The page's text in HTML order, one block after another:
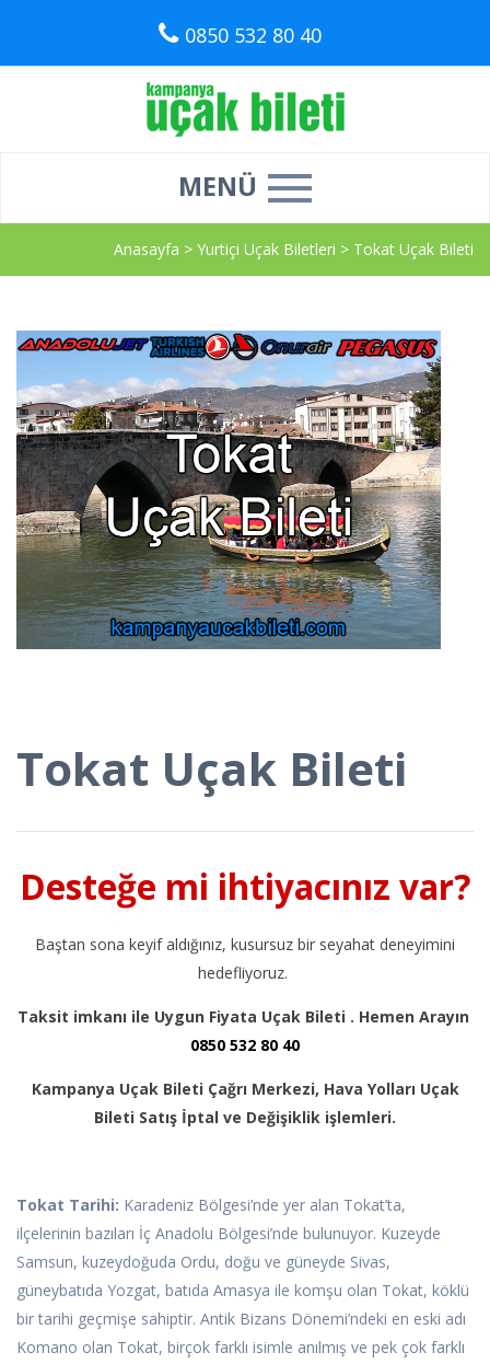
0850 532 80 40
MENÜ
Anasayfa > Yurtiçi Uçak Biletleri > Tokat Uçak Bileti
Tokat Uçak Bileti
Desteğe mi ihtiyacınız var?
Baştan sona keyif aldığınız, kusursuz bir seyahat deneyimini
hedefliyoruz.
Taksit imkanı ile Uygun Fiyata Uçak Bileti . Hemen Arayın
0850 532 80 40
Kampanya Uçak Bileti Çağrı Merkezi, Hava Yolları Uçak
Bileti Satış İptal ve Değişiklik işlemleri.
Tokat Tarihi: Karadeniz Bölgesi’nde yer alan Tokat’ta,
ilçelerinin bazıları İç Anadolu Bölgesi’nde bulunuyor. Kuzeyde
Samsun, kuzeydoğuda Ordu, doğu ve güneyde Sivas,
güneybatıda Yozgat, batıda Amasya ile komşu olan Tokat, köklü
bir tarihi geçmişe sahiptir. Antik Bizans Dönemi’ndeki en eski adı
Komano olan Tokat, birçok farklı isimle anılmış ve pek çok farklı